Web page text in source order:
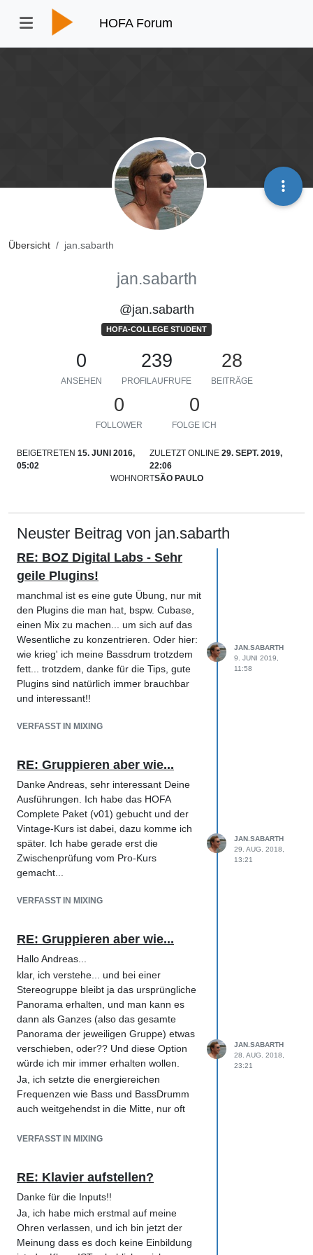
HOFA Forum
Übersicht jan.sabarth
Offline
jan.sabarth
@jan.sabarth
HOFA-COLLEGE STUDENT
0
ANSEHEN
239
PROFILAUFRUFE
28
BEITRÄGE
0
FOLLOWER
0
FOLGE ICH
BEIGETRETEN 15. JUNI 2016,
05:02
ZULETZT ONLINE 29. SEPT. 2019,
22:06
WOHNORTSÃO PAULO
Neuster Beitrag von jan.sabarth
RE: BOZ Digital Labs - Sehr
geile Plugins!
manchmal ist es eine gute Übung, nur mit
den Plugins die man hat, bspw. Cubase,
einen Mix zu machen... um sich auf das
Wesentliche zu konzentrieren. Oder hier:
wie krieg' ich meine Bassdrum trotzdem
fett... trotzdem, danke für die Tips, gute
Plugins sind natürlich immer brauchbar
und interessant!!
VERFASST IN MIXING
JAN.SABARTH
9. JUNI 2019,
11:58
RE: Gruppieren aber wie...
Danke Andreas, sehr interessant Deine
Ausführungen. Ich habe das HOFA
Complete Paket (v01) gebucht und der
Vintage-Kurs ist dabei, dazu komme ich
später. Ich habe gerade erst die
Zwischenprüfung vom Pro-Kurs
gemacht...
VERFASST IN MIXING
JAN.SABARTH
29. AUG. 2018,
13:21
RE: Gruppieren aber wie...
Hallo Andreas...
klar, ich verstehe... und bei einer
Stereogruppe bleibt ja das ursprüngliche
Panorama erhalten, und man kann es
dann als Ganzes (also das gesamte
Panorama der jeweiligen Gruppe) etwas
verschieben, oder?? Und diese Option
würde ich mir immer erhalten wollen.
Ja, ich setzte die energiereichen
Frequenzen wie Bass und BassDrumm
auch weitgehendst in die Mitte, nur oft
bis 10 Grad vielleicht.
Who' - 'See me, feel me' ... dort ist das
Schlagzeug ziemlich stark gepannt... das
hatte mich damals gewundert und ich
muss beim Mischen JEDESMAL dran
denken... such's mal und hör's Dir an...
VERFASST IN MIXING
JAN.SABARTH
28. AUG. 2018,
23:21
RE: Klavier aufstellen?
Danke für die Inputs!!
Ja, ich habe mich erstmal auf meine
Ohren verlassen, und ich bin jetzt der
Meinung dass es doch keine Einbildung